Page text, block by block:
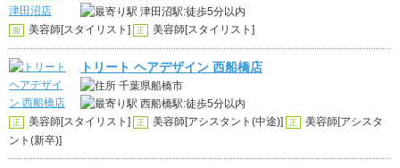
津田沼駅:徒歩5分以内
面 美容師[スタイリスト] 正 美容師[スタイリスト]
トリート ヘアデザイン 西船橋店
千葉県船橋市
西船橋駅:徒歩5分以内
正 美容師[スタイリスト] 正 美容師[アシスタント(中途)] 正
美容師[アシスタ
ント(新卒)]